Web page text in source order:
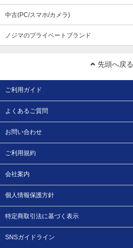
中古(PC/スマホ/カメラ)
ノジマのプライベートブランド
先頭へ戻る
ご利用ガイド
よくあるご質問
お問い合わせ
ご利用規約
会社案内
個人情報保護方針
特定商取引法に基づく表示
SNSガイドライン